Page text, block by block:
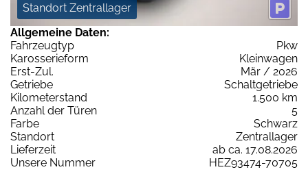
Standort Zentrallager
Allgemeine Daten:
Fahrzeugtyp
Pkw
Karosserieform
Kleinwagen
Erst-Zul.
Mär / 2026
Getriebe
Schaltgetriebe
Kilometerstand
1.500 km
Anzahl der Türen
5
Farbe
Schwarz
Standort
Zentrallager
Lieferzeit
ab ca. 17.08.2026
Unsere Nummer
HEZ93474-70705